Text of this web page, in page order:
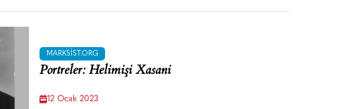
MARKSIST.ORG
Portreler: Helimişi Xasani
12 Ocak 2023